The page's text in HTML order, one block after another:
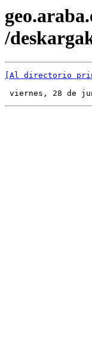
/
[Al directorio
viernes, 28 de